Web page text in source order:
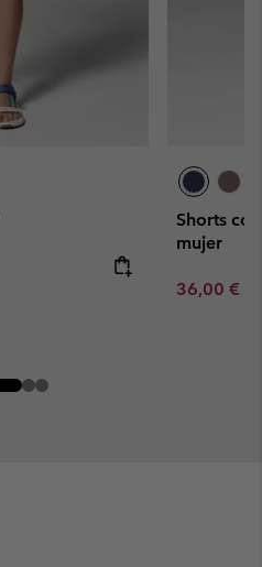
Shorts
mujer
Minimum
36,00 €